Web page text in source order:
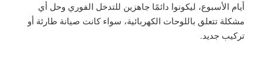
أيام الأسبوع، ليكونوا دائمًا جاهزين للتدخل الفوري وحل أي
مشكلة تتعلق باللوحات الكهربائية، سواء كانت صيانة طارئة أو
تركيب جديد.